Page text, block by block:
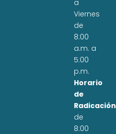
a
Viernes
de
8:00
a.m. a
5:00
p.m.
Horario
de
Radicación
de
8:00